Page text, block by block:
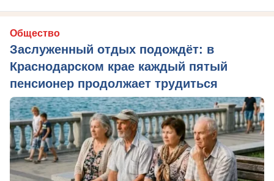
Общество
Заслуженный отдых подождёт: в
Краснодарском крае каждый пятый
пенсионер продолжает трудиться